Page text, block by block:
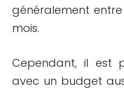
généralement
mois.
Cependant, il est
avec un budget